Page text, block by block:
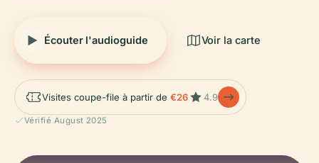
Écouter l'audioguide Voir la carte
Visites coupe-file à partir de €26 4.9
Vérifié August 2025